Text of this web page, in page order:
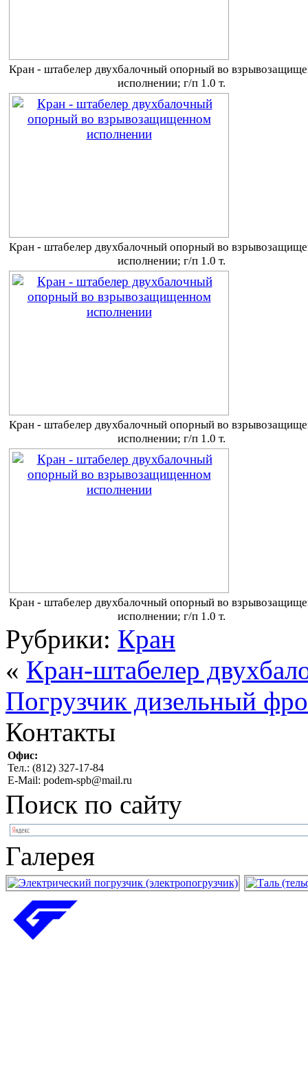
Кран - штабелер двухбалочный опорный во
исполнении; г/п 1.0 т.
Кран - штабелер двухбалочный опорный во
исполнении; г/п 1.0 т.
Кран - штабелер двухбалочный опорный во
исполнении; г/п 1.0 т.
Кран - штабелер двухбалочный опорный во
исполнении; г/п 1.0 т.
Рубрики: Кран
« Кран-штабелер
Погрузчик дизельный
Контакты
Офис:
Тел.: (812) 327-17-84
E-Mail: podem-spb@mail.ru
Поиск по сайту
Галерея